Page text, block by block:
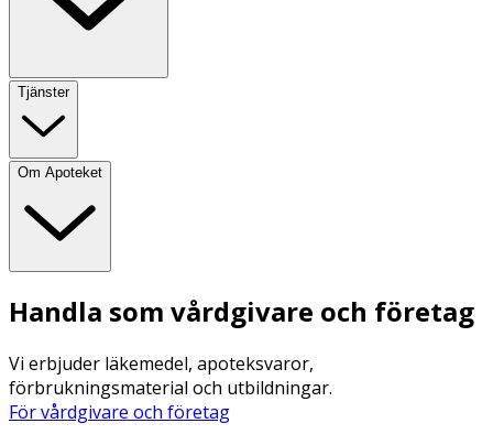
Tjänster
Om Apoteket
Handla som vårdgivare och företag
Vi erbjuder läkemedel, apoteksvaror,
förbrukningsmaterial och utbildningar.
För vårdgivare och företag